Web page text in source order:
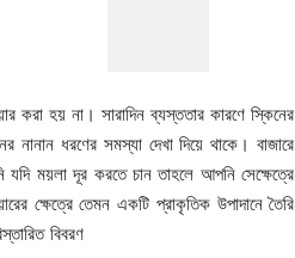
হয় না। সারাদিন ব্যস্ততার কারণে স্কিনের
ধরণের সমস্যা দেখা দিয়ে থাকে। বাজারে
ময়লা দূর করতে চান তাহলে আপনি সেক্ষেত্রে
ক্ষেত্রে তেমন একটি প্রাকৃতিক উপাদানে তৈরি
বিবরণ